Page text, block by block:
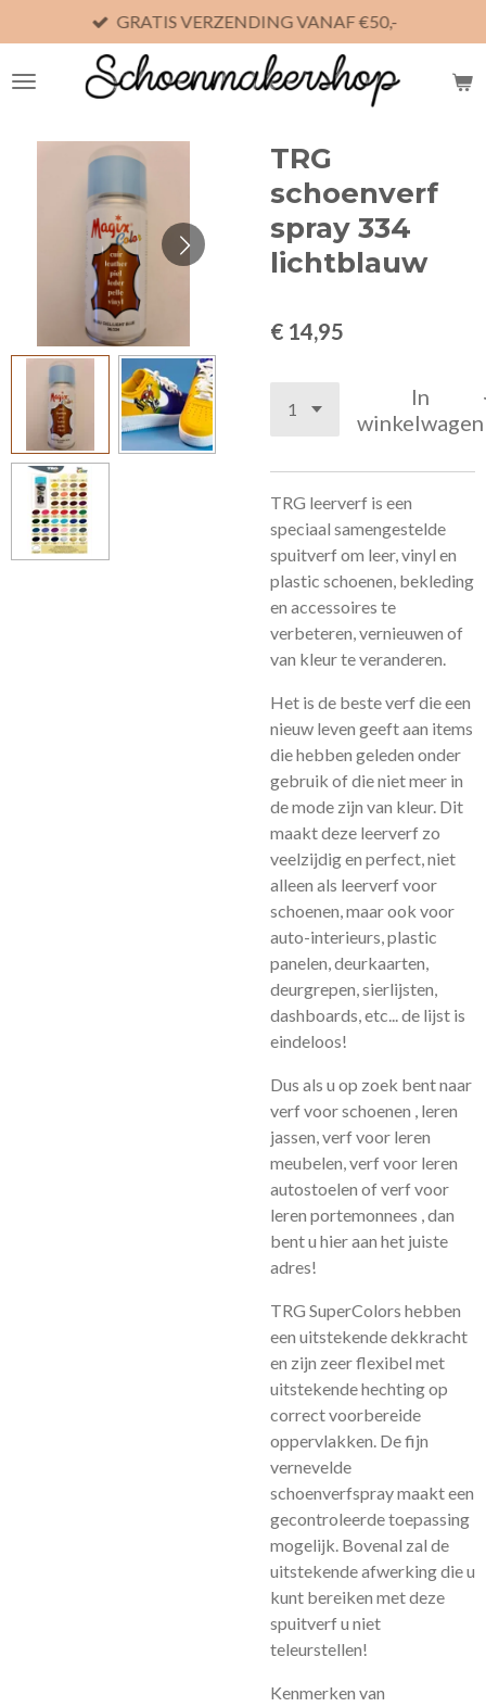
direct
naar
GRATIS VERZENDING VANAF €50,-
TRG
schoenverf
spray 334
lichtblauw
€ 14,95
In
winkelwagen
TRG leerverf is een
speciaal samengestelde
spuitverf om leer, vinyl en
plastic schoenen, bekleding
en accessoires te
verbeteren, vernieuwen of
van kleur te veranderen.
Het is de beste verf die een
nieuw leven geeft aan items
die hebben geleden onder
gebruik of die niet meer in
de mode zijn van kleur. Dit
maakt deze leerverf zo
veelzijdig en perfect, niet
alleen als leerverf voor
schoenen, maar ook voor
auto-interieurs, plastic
panelen, deurkaarten,
deurgrepen, sierlijsten,
dashboards, etc... de lijst is
eindeloos!
Dus als u op zoek bent naar
verf voor schoenen , leren
jassen, verf voor leren
meubelen, verf voor leren
autostoelen of verf voor
leren portemonnees , dan
bent u hier aan het juiste
adres!
TRG SuperColors hebben
een uitstekende dekkracht
en zijn zeer flexibel met
uitstekende hechting op
correct voorbereide
oppervlakken. De fijn
vernevelde
schoenverfspray maakt een
gecontroleerde toepassing
mogelijk. Bovenal zal de
uitstekende afwerking die u
kunt bereiken met deze
spuitverf u niet
teleurstellen!
Kenmerken van